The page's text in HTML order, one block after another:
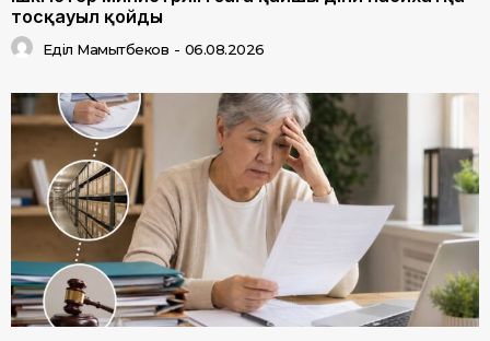
тосқауыл қойды
Еділ Мамытбеков - 06.08.2026